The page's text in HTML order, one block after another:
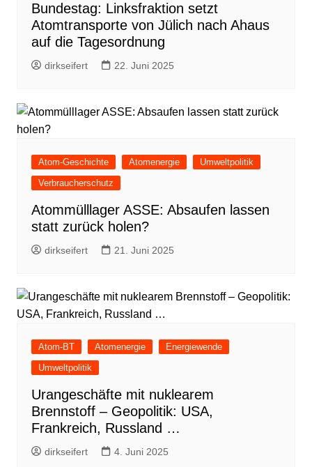
Bundestag: Linksfraktion setzt
Atomtransporte von Jülich nach Ahaus
auf die Tagesordnung
dirkseifert 22. Juni 2025
Atom-Geschichte Atomenergie
Umweltpolitik
Verbraucherschutz
Atommülllager ASSE: Absaufen lassen
statt zurück holen?
dirkseifert 21. Juni 2025
Atom-BT Atomenergie
Energiewende
Umweltpolitik
Urangeschäfte mit nuklearem
Brennstoff – Geopolitik: USA,
Frankreich, Russland …
dirkseifert 4. Juni 2025